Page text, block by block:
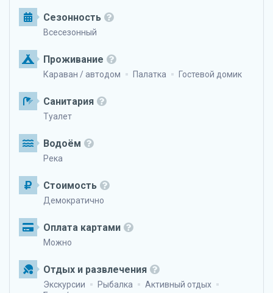
Сезонность
Всесезонный
Проживание
Караван / автодом Палатка Гостевой домик
Санитария
Туалет
Водоём
Река
Стоимость
Демократично
Оплата картами
Можно
Отдых и развлечения
Экскурсии Рыбалка
Активный отдых